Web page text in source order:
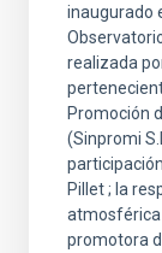
inaugurado
realizada
Promoción
(Sinpromi
Pillet ; la
atmosférica
promotora